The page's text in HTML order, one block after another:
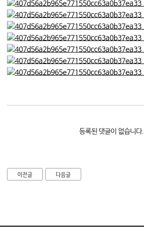
등록된 댓글이 없습니다.
이전글 다음글